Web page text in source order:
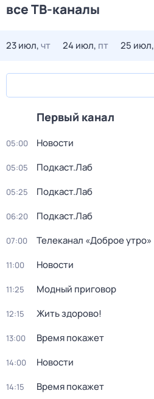
все ТВ-каналы
23 июл,чт 24 июл, пт 25 июл,
Первый канал
05:00 Новости
05:05 Подкаст.Лаб
05:25 Подкаст.Лаб
06:20 Подкаст.Лаб
07:00 Телеканал «Доброе утро»
11:00 Новости
11:25 Модный приговор
12:15 Жить здорово!
13:00 Время покажет
14:00 Новости
14:15 Время покажет